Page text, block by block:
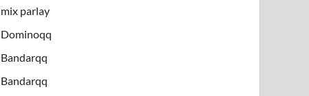
mix parlay
Dominoqq
Bandarqq
Bandarqq